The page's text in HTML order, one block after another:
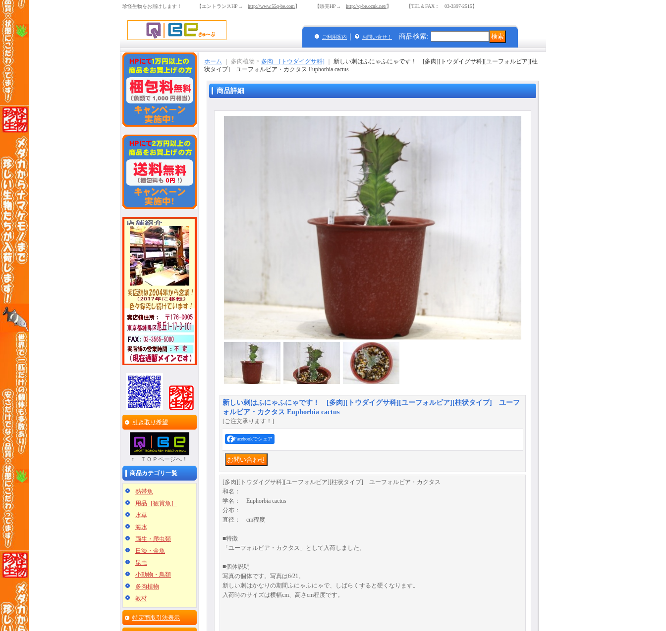
珍怪生物をお届けします！ 【エントランスHP→ http://www.55q-be.com】 【販売HP→ http://q-be.ocnk.net/】 【TEL＆FAX： 03-3397-2515】
ご利用案内 お問い合せ！ 商品検索:
引き取り希望
↑ ＴＯＰページへ！
商品カテゴリ一覧
熱帯魚
用品［観賞魚］
水草
海水
両生・爬虫類
日淡・金魚
昆虫
小動物・鳥類
多肉植物
教材
特定商取引法表示
ホーム ｜ 多肉植物 > 多肉 [トウダイグサ科]
新しい刺はふにゃふにゃです！ [多肉][トウダイグサ科][ユーフォルビア][柱
状タイプ] ユーフォルビア・カクタス Euphorbia cactus
商品詳細
新しい刺はふにゃふにゃです！ [多肉][トウダイグサ科][ユーフォルビア][柱状タイプ] ユーフ
ォルビア・カクタス Euphorbia cactus
[ご注文承ります！]
Facebookでシェア
[多肉][トウダイグサ科][ユーフォルビア][柱状タイプ] ユーフォルビア・カクタス
和名：
学名： Euphorbia cactus
分布：
直径： cm程度
■特徴
「ユーフォルビア・カクタス」として入荷しました。
■個体説明
写真の個体です。写真は6/21。
新しい刺はかなりの期間ふにゃふにゃで、しばらくすると硬くなります。
入荷時のサイズは横幅cm、高さcm程度です。